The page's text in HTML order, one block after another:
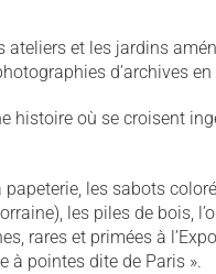
ateliers et les jardins
d’archives
histoire où se croisent
les sabots
les piles de bois,
rares et primées à
à pointes dite de Paris ».